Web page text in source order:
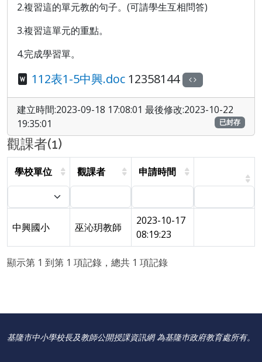
2.複習這的單元教的句子。(可請學生互相問答)
3.複習這單元的重點。
4.完成學習單。
112表1-5中興.doc 12358144
建立時間:2023-09-18 17:08:01 最後修改:2023-10-22
19:35:01
已封存
觀課者(1)
學校單位 觀課者 申請時間
中興國小 巫沁玥教師
2023-10-17
08:19:23
顯示第 1 到第 1 項記錄，總共 1 項記錄
基隆市中小學校長及教師公開授課資訊網 為基隆巿政府教育處所有。